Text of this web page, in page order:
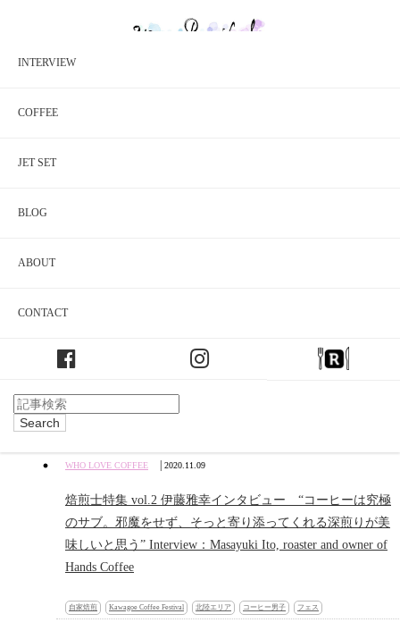
INTERVIEW
COFFEE
JET SET
BLOG
ABOUT
CONTACT
WHO LOVE COFFEE | 2020.11.09
焙煎士特集 vol.2 伊藤雅幸インタビュー “コーヒーは究極
のサブ。邪魔をせず、そっと寄り添ってくれる深煎りが美
味しいと思う” Interview：Masayuki Ito, roaster and owner of
Hands Coffee
自家焙煎 Kawagoe Coffee Festival 北陸エリア コーヒー男子 フェス